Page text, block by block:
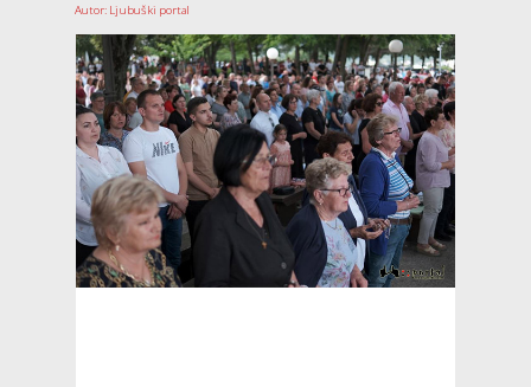
Autor: Ljubuški portal